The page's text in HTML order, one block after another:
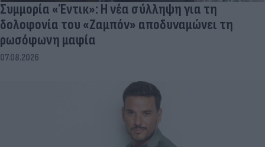
Συμμορία «Έντικ»: Η νέα σύλληψη για τη
δολοφονία του «Ζαμπόν» αποδυναμώνει τη
ρωσόφωνη μαφία
07.08.2026